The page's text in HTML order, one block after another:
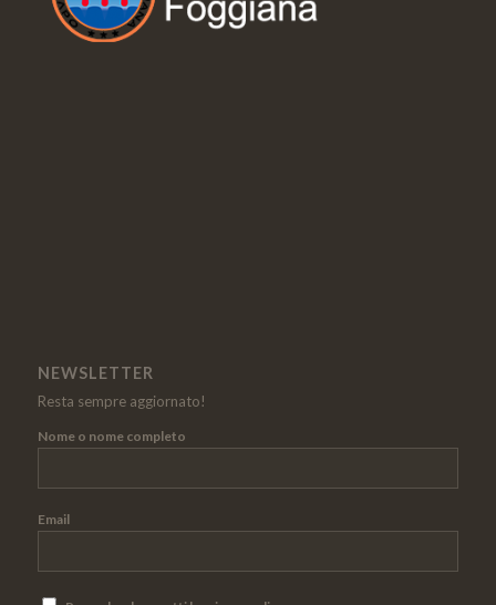
NEWSLETTER
Resta sempre aggiornato!
Nome o nome completo
Email